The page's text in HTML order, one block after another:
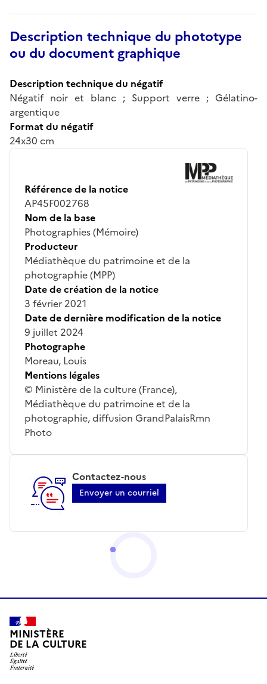
Description technique du phototype
ou du document graphique
Description technique du négatif
Négatif noir et blanc ; Support verre ; Gélatino-
argentique
Format du négatif
24x30 cm
Référence de la notice
AP45F002768
Nom de la base
Photographies (Mémoire)
Producteur
Médiathèque du patrimoine et de la
photographie (MPP)
Date de création de la notice
3 février 2021
Date de dernière modification de la notice
9 juillet 2024
Photographe
Moreau, Louis
Mentions légales
© Ministère de la culture (France),
Médiathèque du patrimoine et de la
photographie, diffusion GrandPalaisRmn
Photo
Contactez-nous
Envoyer un courriel
MINISTÈRE
DE LA CULTURE